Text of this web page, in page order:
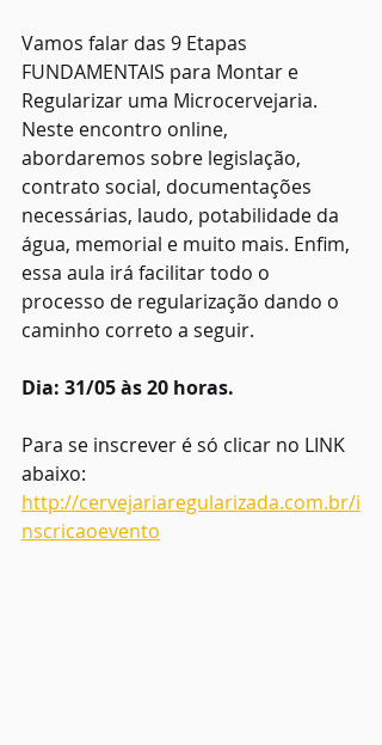
Vamos falar das 9 Etapas
FUNDAMENTAIS para Montar e
Regularizar uma Microcervejaria.
Neste encontro online,
abordaremos sobre legislação,
contrato social, documentações
necessárias, laudo, potabilidade da
água, memorial e muito mais. Enfim,
essa aula irá facilitar todo o
processo de regularização dando o
caminho correto a seguir.
Dia: 31/05 às 20 horas.
Para se inscrever é só clicar no LINK
abaixo:
http://cervejariaregularizada.com.br/i
nscricaoevento